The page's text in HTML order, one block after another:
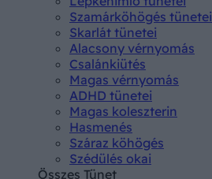
Szamárköhögés tünetei
Skarlát tünetei
Alacsony vérnyomás
Csalánkiütés
Magas vérnyomás
ADHD tünetei
Magas koleszterin
Hasmenés
Száraz köhögés
Szédülés okai
Összes Tünet